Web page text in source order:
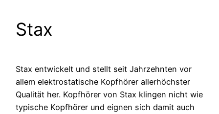
Stax
Stax entwickelt und stellt seit Jahrzehnten vor
allem elektrostatische Kopfhörer allerhöchster
Qualität her. Kopfhörer von Stax klingen nicht wie
typische Kopfhörer und eignen sich damit auch